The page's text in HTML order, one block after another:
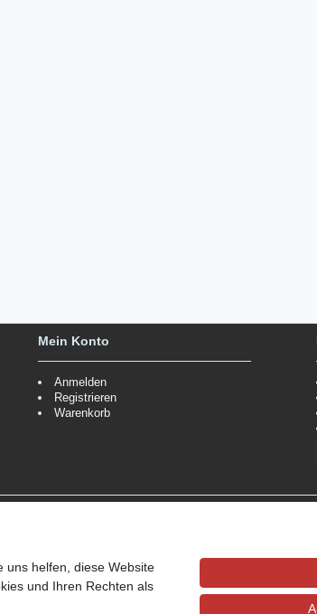
Mein Konto
Anmelden
Registrieren
Warenkorb
uns helfen, diese Website
und Ihren Rechten als